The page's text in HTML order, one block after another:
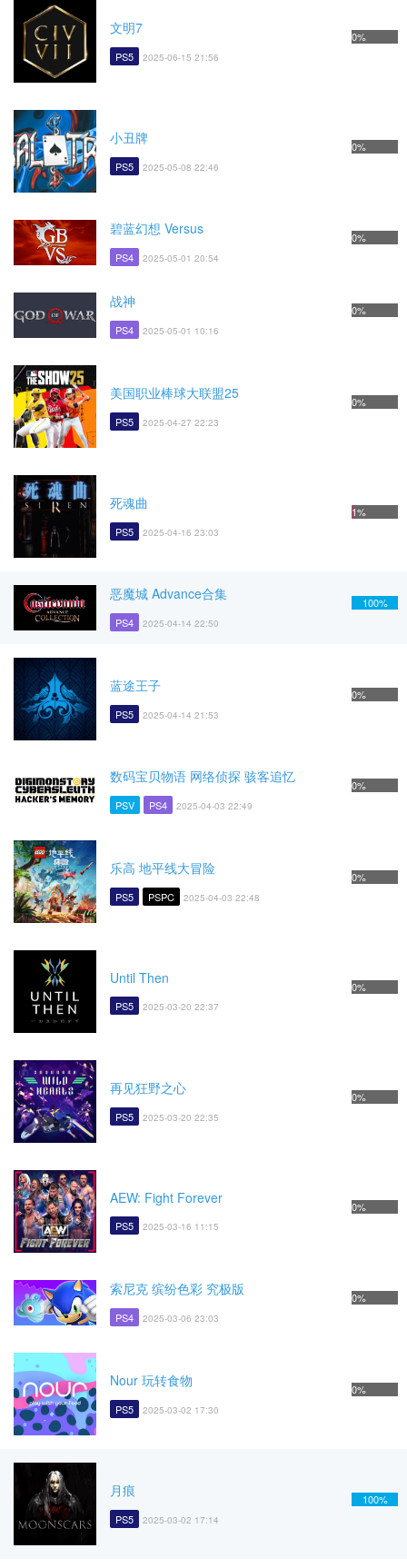
文明7
PS5 2025-06-15 21:56
0%
小丑牌
PS5 2025-05-08 22:46
0%
碧蓝幻想 Versus
PS4 2025-05-01 20:54
0%
战神
PS4 2025-05-01 10:16
0%
美国职业棒球大联盟25
PS5 2025-04-27 22:23
0%
死魂曲
PS5 2025-04-16 23:03
1%
恶魔城 Advance合集
PS4 2025-04-14 22:50
100%
蓝途王子
PS5 2025-04-14 21:53
0%
数码宝贝物语 网络侦探 骇客追忆
PSV PS4 2025-04-03 22:49
0%
乐高 地平线大冒险
PS5 PSPC 2025-04-03 22:48
0%
Until Then
PS5 2025-03-20 22:37
0%
再见狂野之心
PS5 2025-03-20 22:35
0%
AEW: Fight Forever
PS5 2025-03-16 11:15
0%
索尼克 缤纷色彩 究极版
PS4 2025-03-06 23:03
0%
Nour 玩转食物
PS5 2025-03-02 17:30
0%
月痕
PS5 2025-03-02 17:14
100%